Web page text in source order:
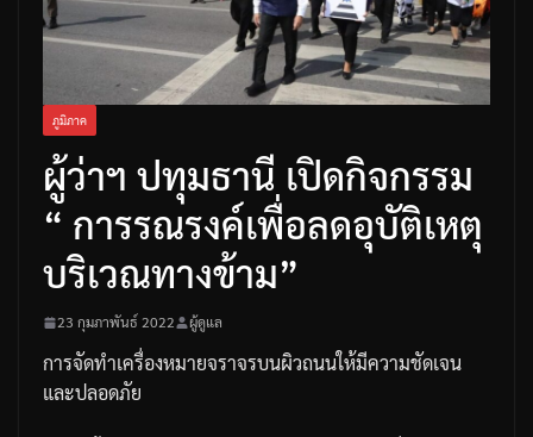
ภูมิภาค
ผู้ว่าฯ ปทุมธานี เปิดกิจกรรม
“ การรณรงค์เพื่อลดอุบัติเหตุ
บริเวณทางข้าม”
23 กุมภาพันธ์ 2022 ผู้ดูแล
การจัดทำเครื่องหมายจราจรบนผิวถนนให้มีความชัดเจน
และปลอดภัย